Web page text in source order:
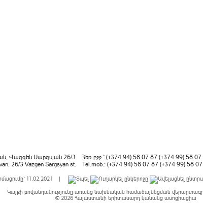
Վազգեն Սարգսյան 26/3 Հեռ.բջջ.՝ (+374 94) 58 07 87 (+374 99) 58
26/3 Vazgen Sargsyan st. Tel.mob.: (+374 94) 58 07 87 (+374 99) 58
11.02.2021 |
Կայքի բովանդակությունը առանց նախնական համաձայնեցման
© 2026 Հայաստանի երիտասարդ կանանց ասոցիացիա